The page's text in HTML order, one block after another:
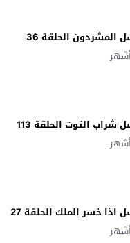
الحلقة 36
التوت الحلقة 113
خسر الملك الحلقة 27